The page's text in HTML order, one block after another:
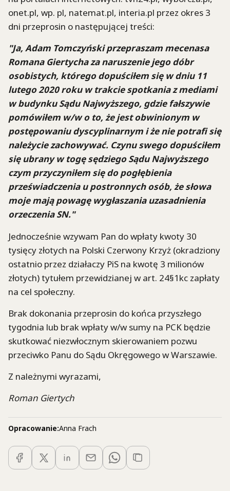
onet.pl, wp. pl, natemat.pl, interia.pl przez okres 3
dni przeprosin o następującej treści:
"Ja, Adam Tomczyński przepraszam mecenasa
Romana Giertycha za naruszenie jego dóbr
osobistych, którego dopuściłem się w dniu 11
lutego 2020 roku w trakcie spotkania z mediami
w budynku Sądu Najwyższego, gdzie fałszywie
pomówiłem w/w o to, że jest obwinionym w
postępowaniu dyscyplinarnym i że nie potrafi się
należycie zachowywać. Czynu swego dopuściłem
się ubrany w togę sędziego Sądu Najwyższego
czym przyczyniłem się do pogłębienia
przeświadczenia u postronnych osób, że słowa
moje mają powagę wygłaszania uzasadnienia
orzeczenia SN."
Jednocześnie wzywam Pan do wpłaty kwoty 30
tysięcy złotych na Polski Czerwony Krzyż (okradziony
ostatnio przez działaczy PiS na kwotę 3 milionów
złotych) tytułem przewidzianej w art. 24§1kc zapłaty
na cel społeczny.
Brak dokonania przeprosin do końca przyszłego
tygodnia lub brak wpłaty w/w sumy na PCK będzie
skutkować niezwłocznym skierowaniem pozwu
przeciwko Panu do Sądu Okręgowego w Warszawie.
Z należnymi wyrazami,
Roman Giertych
Opracowanie:Anna Frach